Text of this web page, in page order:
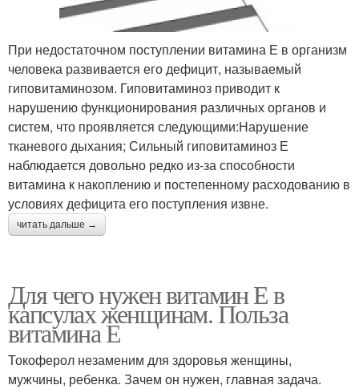
При недостаточном поступлении витамина Е в организм
человека развивается его дефицит, называемый
гиповитаминозом. Гиповитаминоз приводит к
нарушению функционирования различных органов и
систем, что проявляется следующими:Нарушение
тканевого дыхания; Сильный гиповитаминоз Е
наблюдается довольно редко из-за способности
витамина к накоплению и постепенному расходованию в
условиях дефицита его поступления извне.
читать дальше →
Для чего нужен витамин Е в
капсулах женщинам. Польза
витамина Е
Токоферол незаменим для здоровья женщины,
мужчины, ребенка. Зачем он нужен, главная задача.